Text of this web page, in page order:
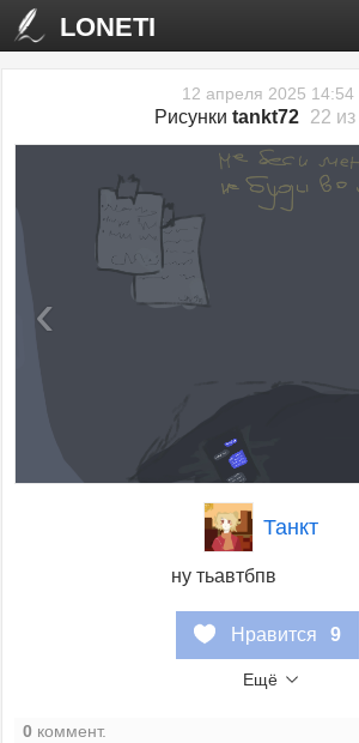
LONETI
12 апреля 2025 14:54
Рисунки tankt72 22
‹
Танкт
ну тьавтбпв
Нравится 9
Ещё
0 коммент.